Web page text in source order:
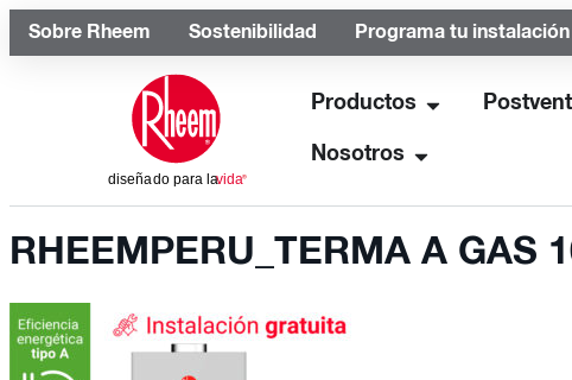
Sobre Rheem Sostenibilidad Programa tu instalación
Productos
Nosotros
RHEEMPERU_TERMA A GAS